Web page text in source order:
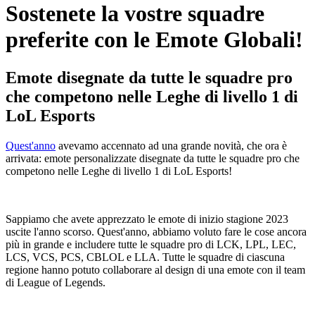
Sostenete la vostre squadre
preferite con le Emote Globali!
Emote disegnate da tutte le squadre pro
che competono nelle Leghe di livello 1 di
LoL Esports
Quest'anno avevamo accennato ad una grande novità, che ora è
arrivata: emote personalizzate disegnate da tutte le squadre pro che
competono nelle Leghe di livello 1 di LoL Esports!
Sappiamo che avete apprezzato le emote di inizio stagione 2023
uscite l'anno scorso. Quest'anno, abbiamo voluto fare le cose ancora
più in grande e includere tutte le squadre pro di LCK, LPL, LEC,
LCS, VCS, PCS, CBLOL e LLA. Tutte le squadre di ciascuna
regione hanno potuto collaborare al design di una emote con il team
di League of Legends.